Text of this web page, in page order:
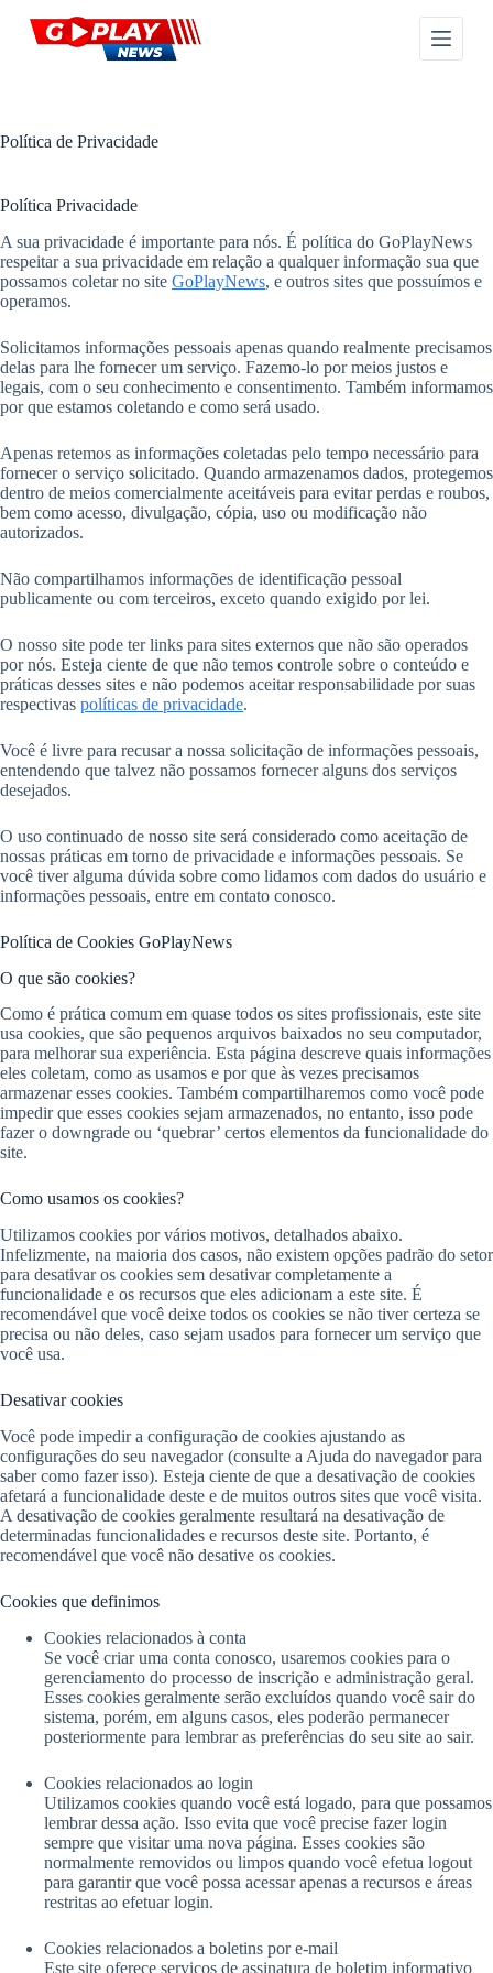
P
a
o
o
n
t
e
d
o
Política de Privacidade
Política Privacidade
A sua privacidade é importante para nós. É política do GoPlayNews
respeitar a sua privacidade em relação a qualquer informação sua que
possamos coletar no site GoPlayNews, e outros sites que possuímos e
operamos.
Solicitamos informações pessoais apenas quando realmente precisamos
delas para lhe fornecer um serviço. Fazemo-lo por meios justos e
legais, com o seu conhecimento e consentimento. Também informamos
por que estamos coletando e como será usado.
Apenas retemos as informações coletadas pelo tempo necessário para
fornecer o serviço solicitado. Quando armazenamos dados, protegemos
dentro de meios comercialmente aceitáveis ​​para evitar perdas e roubos,
bem como acesso, divulgação, cópia, uso ou modificação não
autorizados.
Não compartilhamos informações de identificação pessoal
publicamente ou com terceiros, exceto quando exigido por lei.
O nosso site pode ter links para sites externos que não são operados
por nós. Esteja ciente de que não temos controle sobre o conteúdo e
práticas desses sites e não podemos aceitar responsabilidade por suas
respectivas políticas de privacidade.
Você é livre para recusar a nossa solicitação de informações pessoais,
entendendo que talvez não possamos fornecer alguns dos serviços
desejados.
O uso continuado de nosso site será considerado como aceitação de
nossas práticas em torno de privacidade e informações pessoais. Se
você tiver alguma dúvida sobre como lidamos com dados do usuário e
informações pessoais, entre em contato conosco.
Política de Cookies GoPlayNews
O que são cookies?
Como é prática comum em quase todos os sites profissionais, este site
usa cookies, que são pequenos arquivos baixados no seu computador,
para melhorar sua experiência. Esta página descreve quais informações
eles coletam, como as usamos e por que às vezes precisamos
armazenar esses cookies. Também compartilharemos como você pode
impedir que esses cookies sejam armazenados, no entanto, isso pode
fazer o downgrade ou ‘quebrar’ certos elementos da funcionalidade do
site.
Como usamos os cookies?
Utilizamos cookies por vários motivos, detalhados abaixo.
Infelizmente, na maioria dos casos, não existem opções padrão do setor
para desativar os cookies sem desativar completamente a
funcionalidade e os recursos que eles adicionam a este site. É
recomendável que você deixe todos os cookies se não tiver certeza se
precisa ou não deles, caso sejam usados ​​para fornecer um serviço que
você usa.
Desativar cookies
Você pode impedir a configuração de cookies ajustando as
configurações do seu navegador (consulte a Ajuda do navegador para
saber como fazer isso). Esteja ciente de que a desativação de cookies
afetará a funcionalidade deste e de muitos outros sites que você visita.
A desativação de cookies geralmente resultará na desativação de
determinadas funcionalidades e recursos deste site. Portanto, é
recomendável que você não desative os cookies.
Cookies que definimos
Cookies relacionados à conta
Se você criar uma conta conosco, usaremos cookies para o
gerenciamento do processo de inscrição e administração geral.
Esses cookies geralmente serão excluídos quando você sair do
sistema, porém, em alguns casos, eles poderão permanecer
posteriormente para lembrar as preferências do seu site ao sair.
Cookies relacionados ao login
Utilizamos cookies quando você está logado, para que possamos
lembrar dessa ação. Isso evita que você precise fazer login
sempre que visitar uma nova página. Esses cookies são
normalmente removidos ou limpos quando você efetua logout
para garantir que você possa acessar apenas a recursos e áreas
restritas ao efetuar login.
Cookies relacionados a boletins por e-mail
Este site oferece serviços de assinatura de boletim informativo